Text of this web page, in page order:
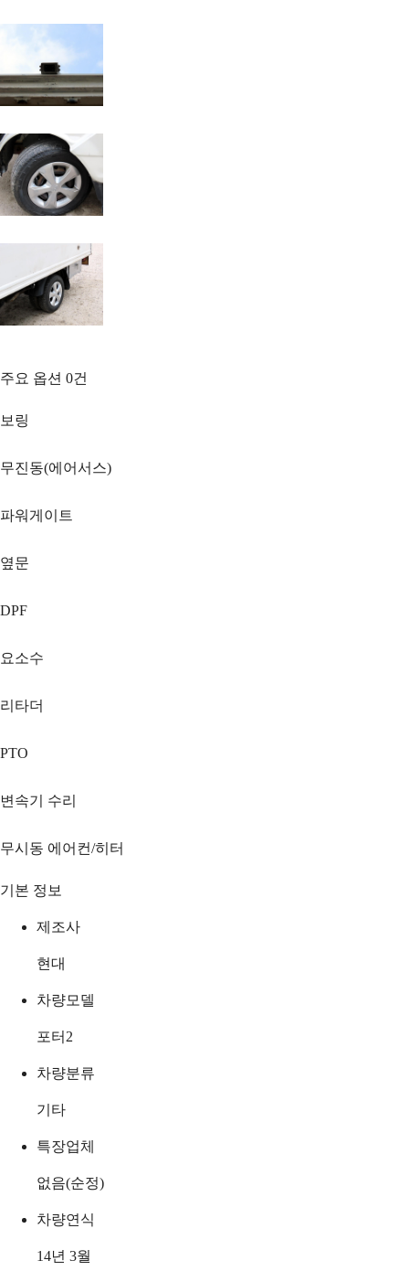
주요 옵션 0건
보링
무진동(에어서스)
파워게이트
옆문
DPF
요소수
리타더
PTO
변속기 수리
무시동 에어컨/히터
기본 정보
제조사
현대
차량모델
포터2
차량분류
기타
특장업체
없음(순정)
차량연식
14년 3월